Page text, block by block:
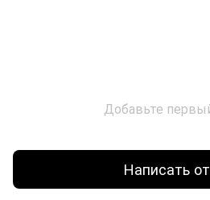
Добавьте
Написать